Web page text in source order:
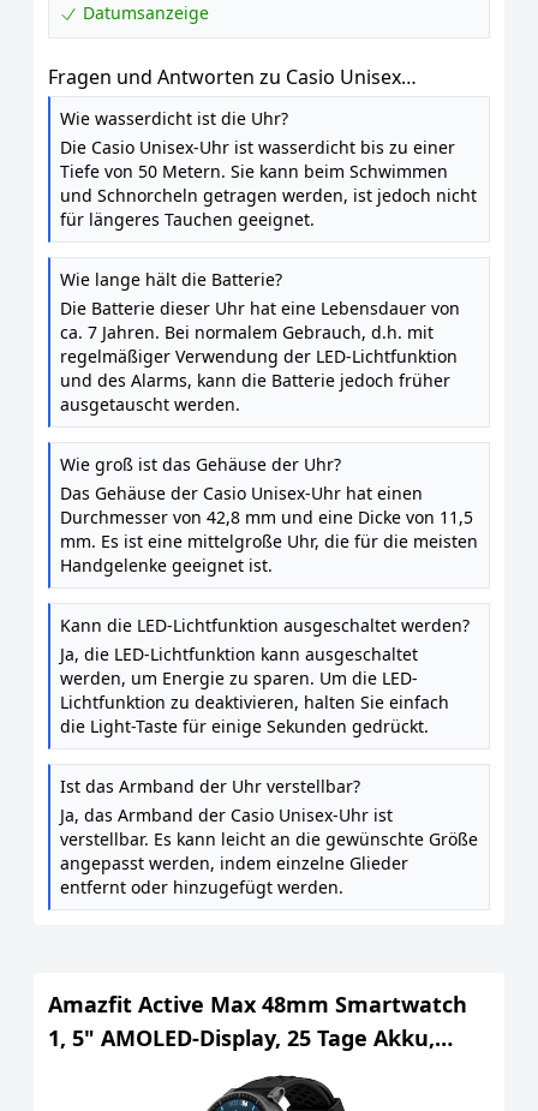
Datumsanzeige
Fragen und Antworten zu Casio Unisex
ErwachseneArmbanduhr Digital Quarz Harz F-
91W-1YER
Wie wasserdicht ist die Uhr?
Die Casio Unisex-Uhr ist wasserdicht bis zu einer
Tiefe von 50 Metern. Sie kann beim Schwimmen
und Schnorcheln getragen werden, ist jedoch nicht
für längeres Tauchen geeignet.
Wie lange hält die Batterie?
Die Batterie dieser Uhr hat eine Lebensdauer von
ca. 7 Jahren. Bei normalem Gebrauch, d.h. mit
regelmäßiger Verwendung der LED-Lichtfunktion
und des Alarms, kann die Batterie jedoch früher
ausgetauscht werden.
Wie groß ist das Gehäuse der Uhr?
Das Gehäuse der Casio Unisex-Uhr hat einen
Durchmesser von 42,8 mm und eine Dicke von 11,5
mm. Es ist eine mittelgroße Uhr, die für die meisten
Handgelenke geeignet ist.
Kann die LED-Lichtfunktion ausgeschaltet werden?
Ja, die LED-Lichtfunktion kann ausgeschaltet
werden, um Energie zu sparen. Um die LED-
Lichtfunktion zu deaktivieren, halten Sie einfach
die Light-Taste für einige Sekunden gedrückt.
Ist das Armband der Uhr verstellbar?
Ja, das Armband der Casio Unisex-Uhr ist
verstellbar. Es kann leicht an die gewünschte Größe
angepasst werden, indem einzelne Glieder
entfernt oder hinzugefügt werden.
Amazfit Active Max 48mm Smartwatch
1, 5" AMOLED-Display, 25 Tage Akku,
Offline-Karten, NFC, GPS, 4GB Speicher,
170+ Sportmodi, 5 ATM Wasserschutz,